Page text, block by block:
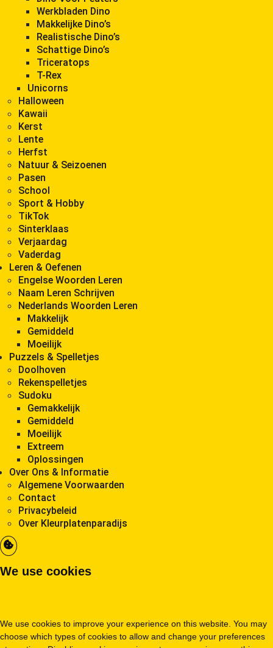
Werkbladen Dino
Makkelijke Dino’s
Realistische Dino’s
Schattige Dino’s
Triceratops
T-Rex
Unicorns
Halloween
Kawaii
Kerst
Lente
Herfst
Natuur & Seizoenen
Pasen
School
Sport & Hobby
TikTok
Sinterklaas
Verjaardag
Vaderdag
Leren & Oefenen
Engelse Woorden Leren
Naam Leren Schrijven
Nederlands Woorden Leren
Makkelijk
Gemiddeld
Moeilijk
Puzzels & Spelletjes
Doolhoven
Rekenspelletjes
Sudoku
Gemakkelijk
Gemiddeld
Moeilijk
Extreem
Oplossingen
Over Ons & Informatie
Algemene Voorwaarden
Contact
Privacybeleid
Over Kleurplatenparadijs
We use cookies
We use cookies to improve your experience on this website. You may
choose which types of cookies to allow and change your preferences